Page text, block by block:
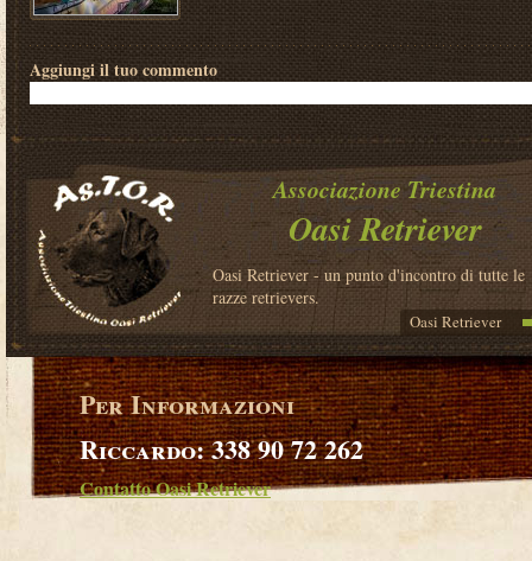
Aggiungi il tuo commento
Associazione Triestina
Oasi Retriever
Oasi Retriever - un punto d'incontro di tutte le
razze retrievers.
Oasi Retriever
Per Informazioni
Riccardo: 338 90 72 262
Contatto Oasi Retriever